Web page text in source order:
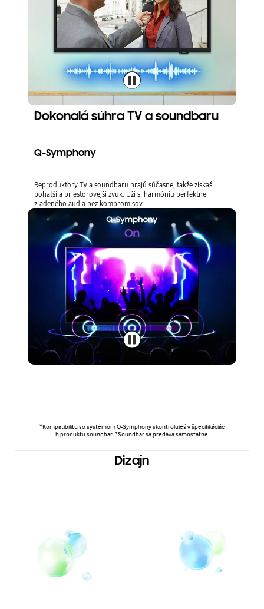
Dokonalá súhra TV a soundbaru
Q-Symphony
Reproduktory TV a soundbaru hrajú súčasne, takže získaš
bohatší a priestorovejší zvuk. Uži si harmóniu perfektne
zladeného audia bez kompromisov.
*Kompatibilitu so systémom Q-Symphony skontroluješ v špecifikáciác
h produktu soundbar. *Soundbar sa predáva samostatne.
Dizajn